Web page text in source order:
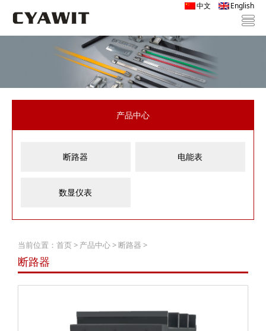
中文 English
产品中心
断路器 电能表
数显仪表
当前位置： 首页> 产品中心>断路器 >
断路器